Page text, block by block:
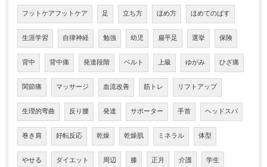
フットケアフットケア 足 立ち方 ほめ方 ほめてのばす
生涯学習 自律神経 勉強 幼児 扁平足 選挙 保険
背中 背中痛 発達段階 ベルト 上級 ゆがみ ひざ痛
関節痛 マッサージ 血流改善 筋トレ リフトアップ
生理的弯曲 反り腰 発達 サポーター 手首 ヘッドスパ
巻き肩 好転反応 乾燥 乾燥肌 ミネラル 体型
やせる ダイエット 周辺 膝 正月 介護 学生